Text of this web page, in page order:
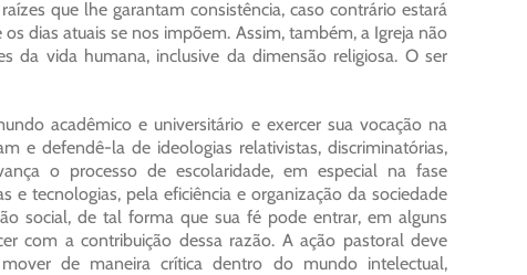
que lhe garantam consistência, caso contrário estará
dias atuais se nos impõem. Assim, também, a Igreja não
da vida humana, inclusive da dimensão religiosa. O ser
acadêmico e universitário e exercer sua vocação na
e defendê-la de ideologias relativistas, discriminatórias,
o processo de escolaridade, em especial na fase
e tecnologias, pela eficiência e organização da sociedade
social, de tal forma que sua fé pode entrar, em alguns
com a contribuição dessa razão. A ação pastoral deve
de maneira crítica dentro do mundo intelectual,